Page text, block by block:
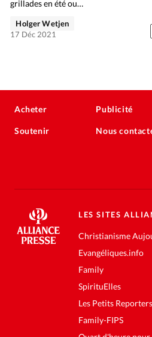
grillades en été ou…
Holger Wetjen
17 Déc 2021
Acheter
Soutenir
Publicité
Nous
LES SITES
Christianisme
Evangéliques.info
Family
SpirituElles
Les Petits Reporters
Family-FIPS